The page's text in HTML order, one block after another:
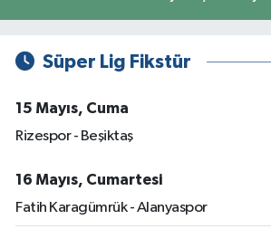
Süper Lig Fikstür
15 Mayıs, Cuma
Rizespor - Beşiktaş
16 Mayıs, Cumartesi
Fatih Karagümrük - Alanyaspor